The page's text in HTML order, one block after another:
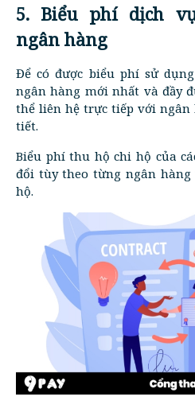
5. Biểu phí dịch
ngân hàng
Để có được biểu phí sử
ngân hàng mới nhất và đầy
thể liên hệ trực tiếp với ngân
tiết.
Biểu phí thu hộ chi hộ của
đổi tùy theo từng ngân
hộ.